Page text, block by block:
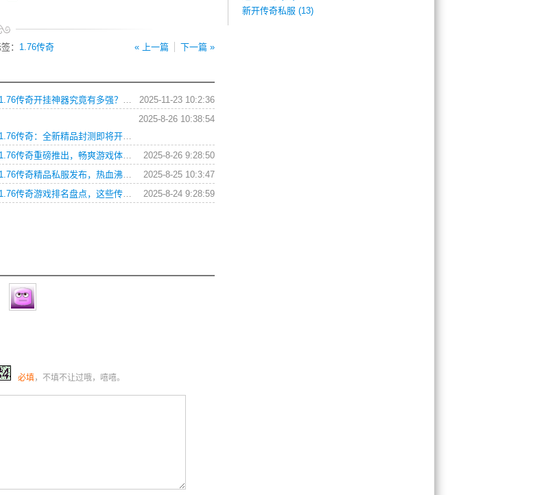
« 上一篇 下一篇 »
： 1.76传奇
2025-11-23 10:2:36
1.76传奇开挂神器究竟有多强？高手必备攻略与技巧全解析？
2025-8-26 10:38:54
1.76传奇：全新精品封测即将开启！
2025-8-26 9:28:50
1.76传奇重磅推出，畅爽游戏体验等你来！这个消息在所有热爱传奇游戏的玩家中引起了轰动，毕竟1.76版本是传奇游戏中最著名的版本之一，是无数玩家最向往的传奇世界。
2025-8-25 10:3:47
1.76传奇精品私服发布，热血沸腾再战江湖
2025-8-24 9:28:59
1.76传奇游戏排名盘点，这些传奇玩家你认识几个？
必填，不填不让过哦，嘻嘻。
新开传奇私服 (13)